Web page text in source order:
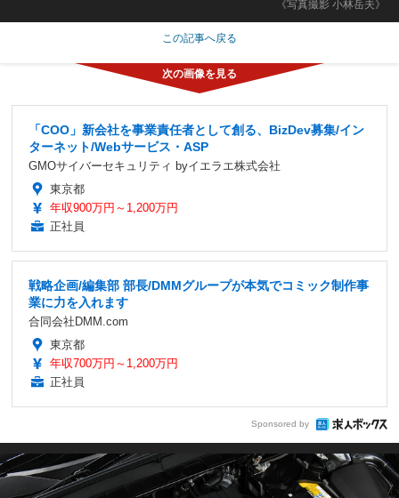
《写真撮影 小林岳夫》
この記事へ戻る
「COO」新会社を事業責任者として創る、BizDev募集/イン
ターネット/Webサービス・ASP
GMOサイバーセキュリティ byイエラエ株式会社
東京都
年収900万円～1,200万円
正社員
戦略企画/編集部 部長/DMMグループが本気でコミック制作事
業に力を入れます
合同会社DMM.com
東京都
年収700万円～1,200万円
正社員
Sponsored by